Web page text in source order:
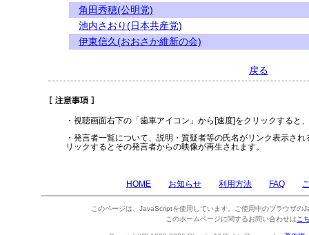
角田秀穂(公明党)
池内さおり(日本共産党)
伊東信久(おおさか維新の会)
戻る
・視聴画面右下の「歯車アイコン」から[速度]をクリックすると
・発言者一覧について、説明・質疑者等の氏名がリンク表示さ
リックするとその発言者からの映像が再生されます。
HOME お知らせ 利用方法 FAQ
このページは、JavaScriptを使用しています。ご使用中のブラウザの
このホームページに関するお問い合わせは こ